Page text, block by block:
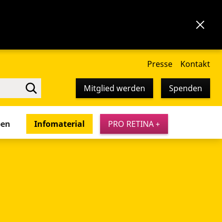
Presse Kontakt
Mitglied werden Spenden
Infomaterial PRO RETINA +